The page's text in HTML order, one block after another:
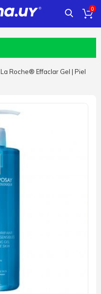
0
La Roche® Effaclar Gel | Piel